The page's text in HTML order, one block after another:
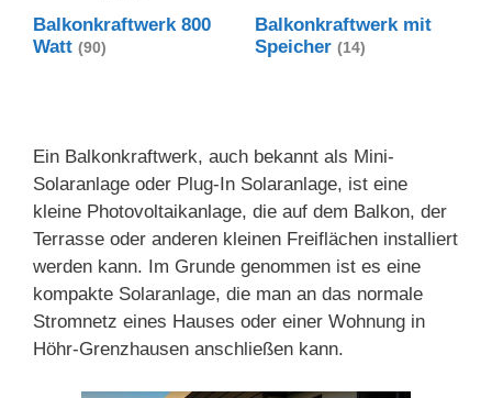
Balkonkraftwerk 800
Watt (90)
Balkonkraftwerk mit
Speicher (14)
Ein Balkonkraftwerk, auch bekannt als Mini-
Solaranlage oder Plug-In Solaranlage, ist eine
kleine Photovoltaikanlage, die auf dem Balkon, der
Terrasse oder anderen kleinen Freiflächen installiert
werden kann. Im Grunde genommen ist es eine
kompakte Solaranlage, die man an das normale
Stromnetz eines Hauses oder einer Wohnung in
Höhr-Grenzhausen anschließen kann.